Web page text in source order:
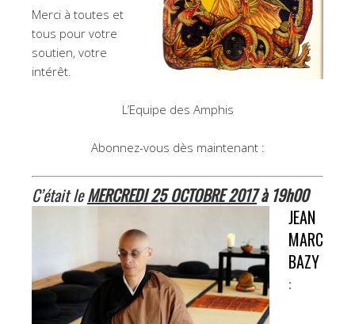
Merci à toutes et
tous pour votre
soutien, votre
intérêt.
L’Equipe des Amphis
Abonnez-vous dès maintenant :
C’était leMERCREDI 25 OCTOBRE 2017à 19h00
JEAN
MARC
BAZY
: